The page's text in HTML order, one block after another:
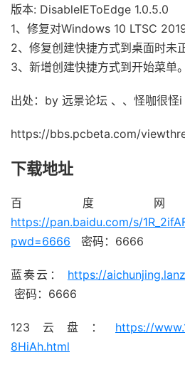
版本: DisableIEToEdge 1.0.5.0
1、修复对Windows 10 LTSC
2、修复创建快捷方式到桌面时未
3、新增创建快捷方式到开始菜单。
出处：by 远景论坛 、、怪咖很怪i
https://bbs.pcbeta.com/
下载地址
百度
https://pan.baidu.com/s/
pwd=6666 密码：6666
蓝奏云： https://
密码：6666
123云盘： https://
8HiAh.html